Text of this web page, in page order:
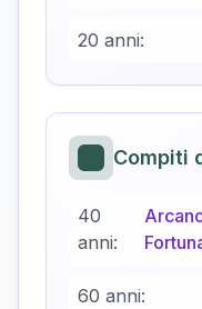
20 anni:
Compiti
40
anni:
60 anni: